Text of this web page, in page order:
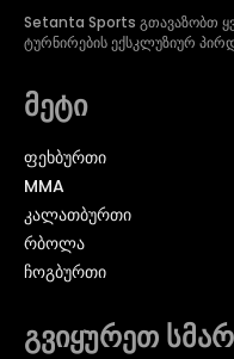
Setanta Sports გთავაზობთ
ტურნირების ექსკლუზიურ
მეტი
ᲤᲔᲮᲑᲣᲠᲗᲘ
MMA
ᲙᲐᲚᲐᲗᲑᲣᲠᲗᲘ
ᲠᲑᲝᲚᲐ
ᲩᲝᲒᲑᲣᲠᲗᲘ
გვიყურეთ